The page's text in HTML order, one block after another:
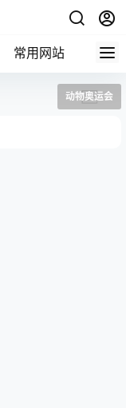
常用网站
动物奥运会